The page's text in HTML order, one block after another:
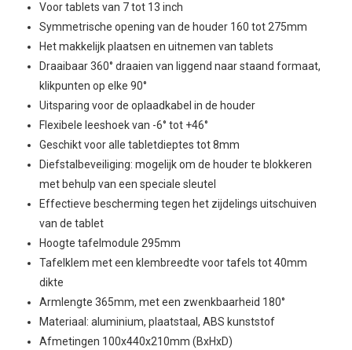
Voor tablets van 7 tot 13 inch
Symmetrische opening van de houder 160 tot 275mm
Het makkelijk plaatsen en uitnemen van tablets
Draaibaar 360° draaien van liggend naar staand formaat,
klikpunten op elke 90°
Uitsparing voor de oplaadkabel in de houder
Flexibele leeshoek van -6° tot +46°
Geschikt voor alle tabletdieptes tot 8mm
Diefstalbeveiliging: mogelijk om de houder te blokkeren
met behulp van een speciale sleutel
Effectieve bescherming tegen het zijdelings uitschuiven
van de tablet
Hoogte tafelmodule 295mm
Tafelklem met een klembreedte voor tafels tot 40mm
dikte
Armlengte 365mm, met een zwenkbaarheid 180°
Materiaal: aluminium, plaatstaal, ABS kunststof
Afmetingen 100x440x210mm (BxHxD)